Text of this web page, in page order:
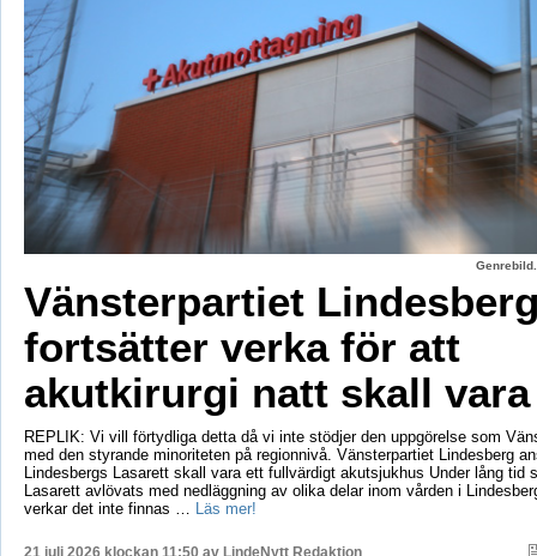
Vänsterpartiet
fortsätter verka för att
akutkirurgi natt skall
REPLIK: Vi vill förtydliga detta då vi inte stödjer den uppgörelse som
med den styrande minoriteten på regionnivå. Vänsterpartiet Lindesberg
Lindesbergs Lasarett skall vara ett fullvärdigt akutsjukhus Under lång tid
Lasarett avlövats med nedläggning av olika delar inom vården i
verkar det inte finnas … Läs mer!
21 juli 2026 klockan 11:50 av LindeNytt Redaktion